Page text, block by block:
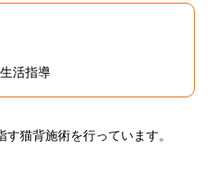
活指導
猫背施術を行っています。